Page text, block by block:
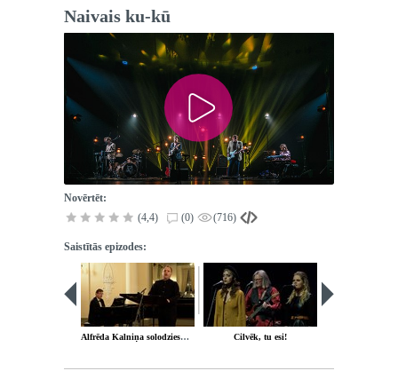
Naivais ku-kū
Novērtēt:
(4,4)
(0) (716)
Saistītās epizodes:
Alfrēda Kalniņa solodziesmas programmā “Nemiers mani nes” Cilvēk, tu esi!